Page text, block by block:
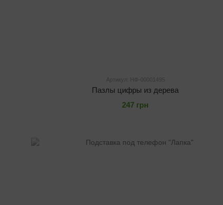
Артикул: НФ-00001495
Пазлы цифры из дерева
247 грн